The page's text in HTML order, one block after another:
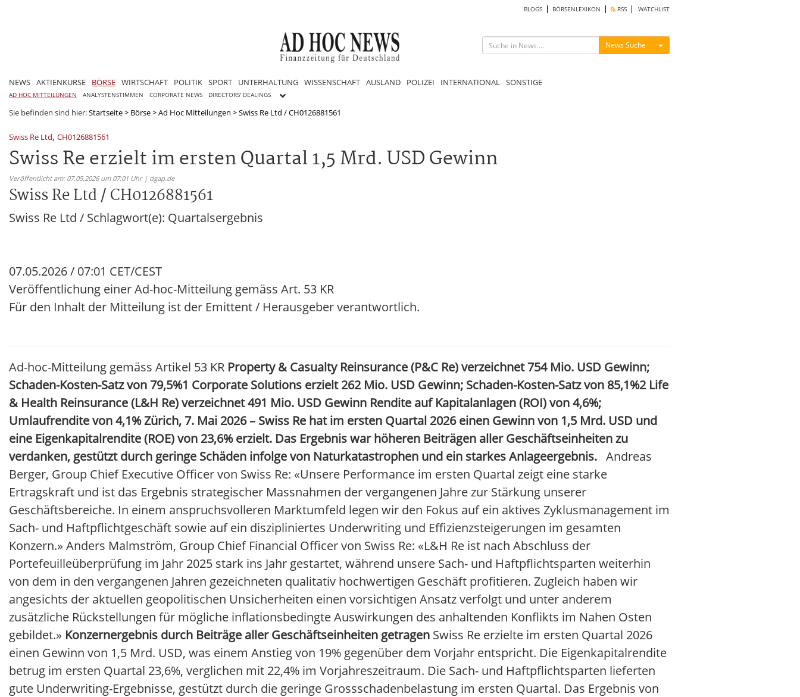
BLOGS BÖRSENLEXIKON RSS WATCHLIST
News Suche Menü ein-/ausblenden
NEWS AKTIENKURSE BÖRSE WIRTSCHAFT POLITIK SPORT UNTERHALTUNG WISSENSCHAFT AUSLAND POLIZEI INTERNATIONAL SONSTIGE
AD HOC MITTEILUNGEN ANALYSTENSTIMMEN CORPORATE NEWS DIRECTORS' DEALINGS
Sie befinden sind hier:Startseite> Börse>Ad Hoc Mitteilungen >Swiss Re Ltd / CH0126881561
Swiss Re Ltd, CH0126881561
Swiss Re erzielt im ersten Quartal 1,5 Mrd. USD Gewinn
Veröffentlicht am: 07.05.2026 um 07:01 Uhr | dgap.de
Swiss Re Ltd / CH0126881561
Swiss Re Ltd / Schlagwort(e): Quartalsergebnis
07.05.2026 / 07:01 CET/CEST
Veröffentlichung einer Ad-hoc-Mitteilung gemäss Art. 53 KR
Für den Inhalt der Mitteilung ist der Emittent / Herausgeber verantwortlich.
Ad-hoc-Mitteilung gemäss Artikel 53 KR Property & Casualty Reinsurance (P&C Re) verzeichnet 754 Mio. USD Gewinn;
Schaden-Kosten-Satz von 79,5%1 Corporate Solutions erzielt 262 Mio. USD Gewinn; Schaden-Kosten-Satz von 85,1%2 Life
& Health Reinsurance (L&H Re) verzeichnet 491 Mio. USD Gewinn Rendite auf Kapitalanlagen (ROI) von 4,6%;
Umlaufrendite von4,1%Zürich, 7. Mai 2026 – Swiss Re hat im ersten Quartal 2026 einen Gewinn von 1,5 Mrd. USD und
eine Eigenkapitalrendite (ROE) von 23,6%erzielt. Das Ergebnis war höheren Beiträgen aller Geschäftseinheiten zu
verdanken, gestützt durch geringe Schäden infolge von Naturkatastrophen und ein starkes Anlageergebnis. Andreas
Berger, Group Chief Executive Officer von Swiss Re: «Unsere Performance im ersten Quartal zeigt eine starke
Ertragskraft und ist das Ergebnis strategischer Massnahmen der vergangenen Jahre zur Stärkung unserer
Geschäftsbereiche. In einem anspruchsvolleren Marktumfeld legen wir den Fokus auf ein aktives Zyklusmanagement im
Sach- und Haftpflichtgeschäft sowie auf ein diszipliniertes Underwriting und Effizienzsteigerungen im gesamten
Konzern.» Anders Malmström, Group Chief Financial Officer von Swiss Re: «L&H Re ist nach Abschluss der
Portefeuilleüberprüfung im Jahr 2025 stark ins Jahr gestartet, während unsere Sach- und Haftpflichtsparten weiterhin
von dem in den vergangenen Jahren gezeichneten qualitativ hochwertigen Geschäft profitieren. Zugleich haben wir
angesichts der aktuellen geopolitischen Unsicherheiten einen vorsichtigen Ansatz verfolgt und unter anderem
zusätzliche Rückstellungen für mögliche inflationsbedingte Auswirkungen des anhaltenden Konflikts im Nahen Osten
gebildet.» Konzernergebnis durch Beiträge aller Geschäftseinheiten getragen Swiss Re erzielte im ersten Quartal 2026
einen Gewinn von 1,5 Mrd. USD, was einem Anstieg von 19% gegenüber dem Vorjahr entspricht. Die Eigenkapitalrendite
betrug im ersten Quartal 23,6%, verglichen mit 22,4% im Vorjahreszeitraum. Die Sach- und Haftpflichtsparten lieferten
gute Underwriting-Ergebnisse, gestützt durch die geringe Grossschadenbelastung im ersten Quartal. Das Ergebnis von